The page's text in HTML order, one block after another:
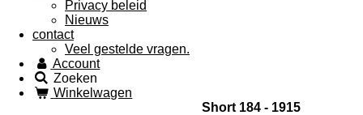
Privacy beleid
Nieuws
contact
Veel gestelde vragen.
Account
Zoeken
Winkelwagen
Short 184 - 1915